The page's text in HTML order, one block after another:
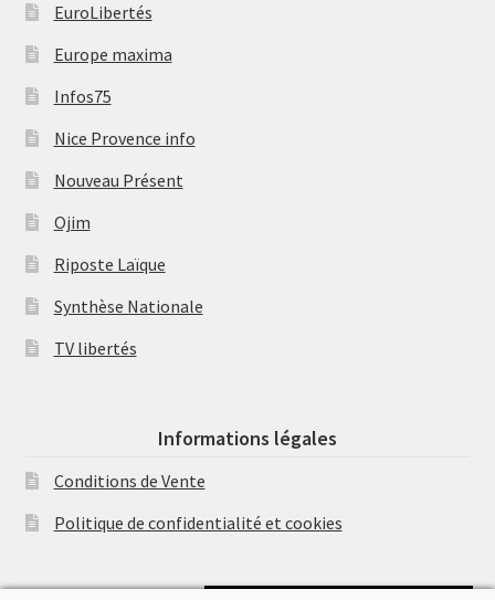
EuroLibertés
Europe maxima
Infos75
Nice Provence info
Nouveau Présent
Ojim
Riposte Laïque
Synthèse Nationale
TV libertés
Informations légales
Conditions de Vente
Politique de confidentialité et cookies